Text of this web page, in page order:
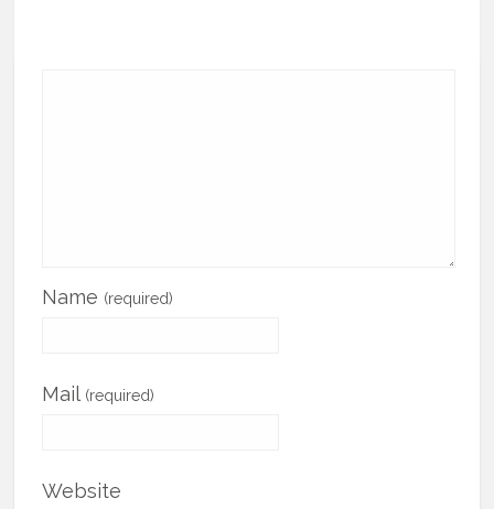
Name (required)
Mail (required)
Website